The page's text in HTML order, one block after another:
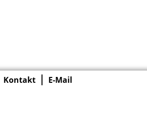
Kontakt E-Mail